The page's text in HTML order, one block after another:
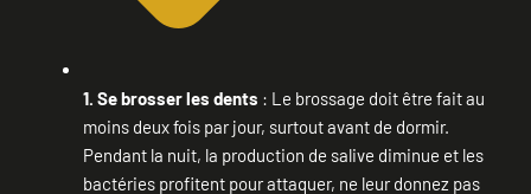
1. Se brosser les dents : Le brossage doit être fait au
moins deux fois par jour, surtout avant de dormir.
Pendant la nuit, la production de salive diminue et les
bactéries profitent pour attaquer, ne leur donnez pas